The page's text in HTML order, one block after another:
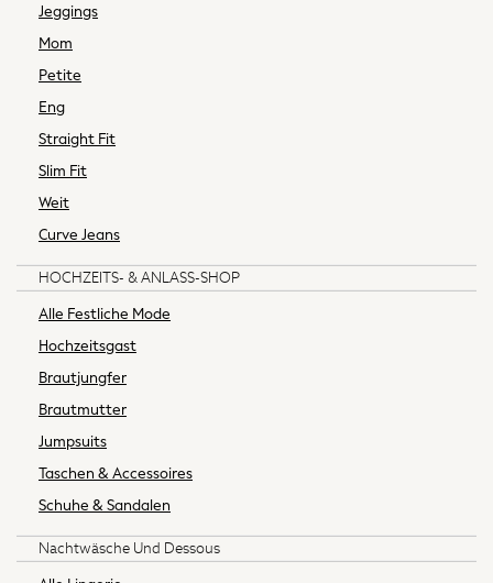
Boots
Slippers
All workwear
Dresses
Blouses
Trousers
Suiting
Shoes
Bags
Nightwear & Lingerie
All Lingerie
All Night & Lounge
Bras
Knickers
Jeggings
Mom
Petite
Eng
Straight Fit
Slim Fit
Weit
Curve Jeans
HOCHZEITS- & ANLASS-SHOP
Alle Festliche Mode
Hochzeitsgast
Brautjungfer
Brautmutter
Jumpsuits
Taschen & Accessoires
Schuhe & Sandalen
Nachtwäsche Und Dessous